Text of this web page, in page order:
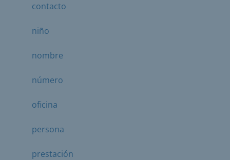
contacto
niño
nombre
número
oficina
persona
prestación